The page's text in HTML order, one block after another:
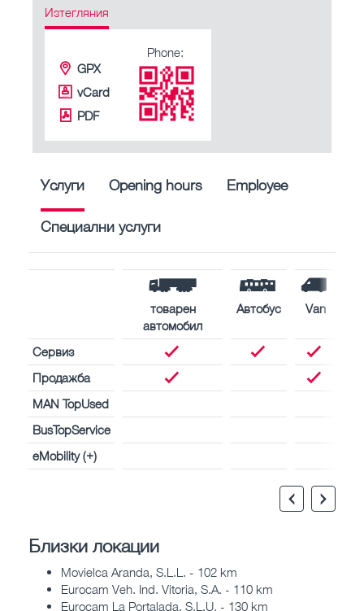
Изтегляния
GPX
vCard
PDF
Phone:
Услуги Opening hours Employee
Специални услуги
товарен
автомобил
Автобус Van
Сервиз
Продажба
MAN TopUsed
BusTopService
eMobility (+)
Близки локации
Movielca Aranda, S.L.L. - 102 km
Eurocam Veh. Ind. Vitoria, S.A. - 110 km
Eurocam La Portalada, S.L.U. - 130 km